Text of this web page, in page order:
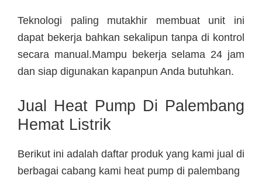
Teknologi paling mutakhir membuat unit ini
dapat bekerja bahkan sekalipun tanpa di kontrol
secara manual.Mampu bekerja selama 24 jam
dan siap digunakan kapanpun Anda butuhkan.
Jual Heat Pump Di Palembang
Hemat Listrik
Berikut ini adalah daftar produk yang kami jual di
berbagai cabang kami heat pump di palembang